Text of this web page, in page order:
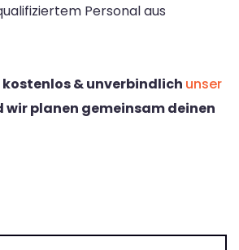
Personal aus
kostenlos & unverbindlich unser
wir planen gemeinsam deinen